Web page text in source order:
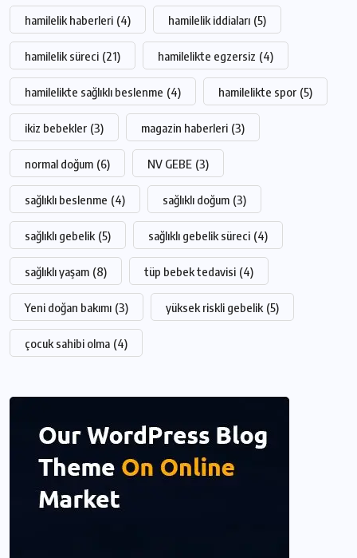
hamilelik haberleri (4) hamilelik iddiaları (5)
hamilelik süreci (21) hamilelikte egzersiz (4)
hamilelikte sağlıklı beslenme (4) hamilelikte spor (5)
ikiz bebekler (3) magazin haberleri (3)
normal doğum (6) NV GEBE (3)
sağlıklı beslenme (4) sağlıklı doğum (3)
sağlıklı gebelik (5) sağlıklı gebelik süreci (4)
sağlıklı yaşam (8) tüp bebek tedavisi (4)
Yeni doğan bakımı (3) yüksek riskli gebelik (5)
çocuk sahibi olma (4)